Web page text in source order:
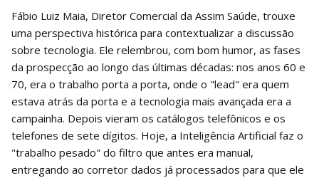
Fábio Luiz Maia, Diretor Comercial da Assim Saúde, trouxe
uma perspectiva histórica para contextualizar a discussão
sobre tecnologia. Ele relembrou, com bom humor, as fases
da prospecção ao longo das últimas décadas: nos anos 60 e
70, era o trabalho porta a porta, onde o "lead" era quem
estava atrás da porta e a tecnologia mais avançada era a
campainha. Depois vieram os catálogos telefônicos e os
telefones de sete dígitos. Hoje, a Inteligência Artificial faz o
"trabalho pesado" do filtro que antes era manual,
entregando ao corretor dados já processados para que ele